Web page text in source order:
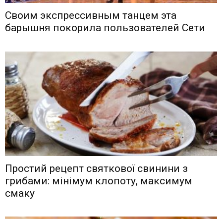
Своим экспрессивным танцем эта
барышня покорила пользователей Сети
Простий рецепт святкової свинини з
грибами: мінімум клопоту, максимум
смаку